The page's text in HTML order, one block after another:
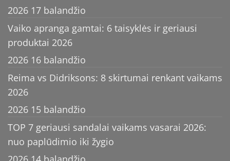
2026 17 balandžio
Vaiko apranga gamtai: 6 taisyklės ir geriausi
produktai 2026
2026 16 balandžio
Reima vs Didriksons: 8 skirtumai renkant vaikams
2026
2026 15 balandžio
TOP 7 geriausi sandalai vaikams vasarai 2026:
nuo paplūdimio iki žygio